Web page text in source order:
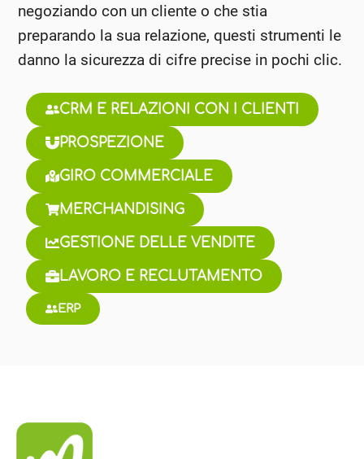
CRM E RELAZIONI CON I CLIENTI
PROSPEZIONE
GIRO COMMERCIALE
MERCHANDISING
GESTIONE DELLE VENDITE
LAVORO E RECLUTAMENTO
ERP
negoziando con un cliente o che stia
preparando la sua relazione, questi strumenti le
danno la sicurezza di cifre precise in pochi clic.